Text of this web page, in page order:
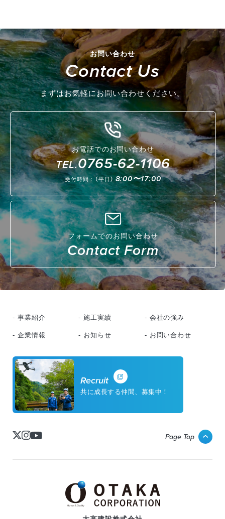
お問い合わせ
Contact Us
まずはお気軽にお問い合わせください。
お電話でのお問い合わせ
TEL.0765-62-1106
受付時間：（平日） 8:00〜17:00
フォームでのお問い合わせ
Contact Form
- 事業紹介 - 施工実績 - 会社の強み
- 企業情報 - お知らせ - お問い合わせ
Recruit
共に成長する仲間、募集中！
Page Top